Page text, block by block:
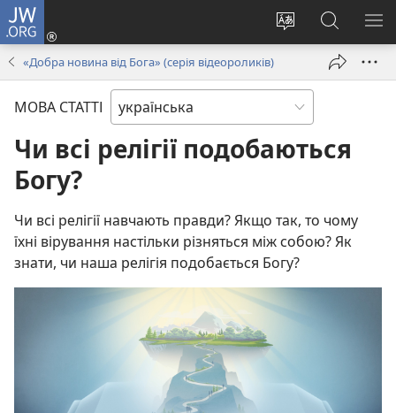
JW.ORG
Змінити
Увійти
(відкривається
новому
вікні)
Пошук
на
сайті
«Добра новина від Бога» (серія відеороликів)
МОВА СТАТТІ
Чи всі релігії подобаються
Богу?
Чи всі релігії навчають правди? Якщо так, то чому
їхні вірування настільки різняться між собою? Як
знати, чи наша релігія подобається Богу?